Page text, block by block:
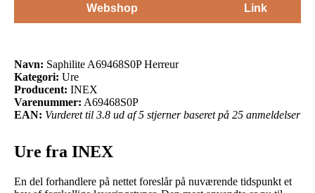
Webshop Link
Navn: Saphilite A69468S0P Herreur
Kategori: Ure
Producent: INEX
Varenummer: A69468S0P
EAN: Vurderet til 3.8 ud af 5 stjerner baseret på 25 anmeldelser
Ure fra INEX
En del forhandlere på nettet foreslår på nuværende tidspunkt et